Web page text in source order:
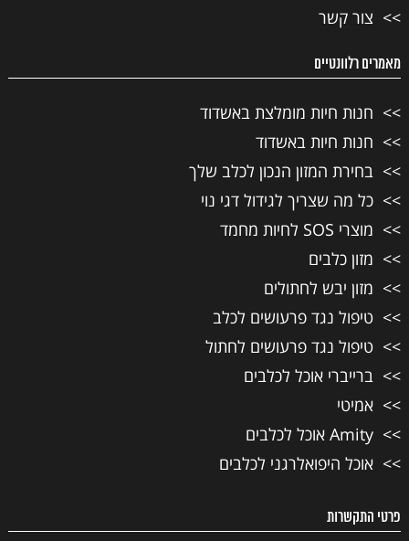
צור קשר
מאמרים רלוונטיים
חנות חיות מומלצת באשדוד
חנות חיות באשדוד
בחירת המזון הנכון לכלב שלך
כל מה שצריך לגידול דגי נוי
מוצרי SOS לחיות מחמד
מזון כלבים
מזון יבש לחתולים
טיפול נגד פרעושים לכלב
טיפול נגד פרעושים לחתול
ברייברי אוכל לכלבים
אמיטי
Amity אוכל לכלבים
אוכל היפואלרגני לכלבים
פרטי התקשרות